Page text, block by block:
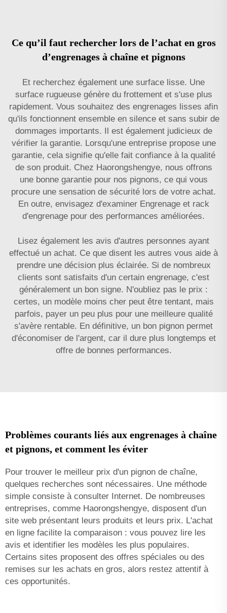
Ce qu’il faut rechercher lors de l’achat en gros
d’engrenages à chaîne et pignons
Et recherchez également une surface lisse. Une
surface rugueuse génère du frottement et s'use plus
rapidement. Vous souhaitez des engrenages lisses afin
qu'ils fonctionnent ensemble en silence et sans subir de
dommages importants. Il est également judicieux de
vérifier la garantie. Lorsqu'une entreprise propose une
garantie, cela signifie qu'elle fait confiance à la qualité
de son produit. Chez Haorongshengye, nous offrons
une bonne garantie pour nos pignons, ce qui vous
procure une sensation de sécurité lors de votre achat.
En outre, envisagez d'examiner Engrenage et rack
d'engrenage pour des performances améliorées.
Lisez également les avis d'autres personnes ayant
effectué un achat. Ce que disent les autres vous aide à
prendre une décision plus éclairée. Si de nombreux
clients sont satisfaits d'un certain engrenage, c'est
généralement un bon signe. N'oubliez pas le prix :
certes, un modèle moins cher peut être tentant, mais
parfois, payer un peu plus pour une meilleure qualité
s'avère rentable. En définitive, un bon pignon permet
d'économiser de l'argent, car il dure plus longtemps et
offre de bonnes performances.
Problèmes courants liés aux engrenages à chaîne
et pignons, et comment les éviter
Pour trouver le meilleur prix d'un pignon de chaîne,
quelques recherches sont nécessaires. Une méthode
simple consiste à consulter Internet. De nombreuses
entreprises, comme Haorongshengye, disposent d'un
site web présentant leurs produits et leurs prix. L'achat
en ligne facilite la comparaison : vous pouvez lire les
avis et identifier les modèles les plus populaires.
Certains sites proposent des offres spéciales ou des
remises sur les achats en gros, alors restez attentif à
ces opportunités.